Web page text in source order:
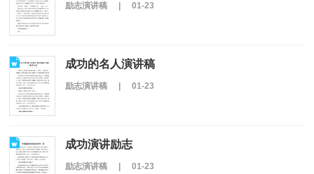
励志演讲稿 01-23
成功的名人演讲稿
励志演讲稿 01-23
成功演讲励志
励志演讲稿 01-23